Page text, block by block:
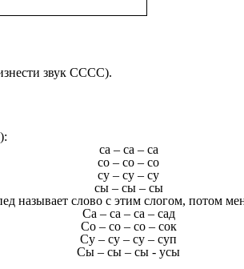
звук СССС).
са – са – са
со – со – со
су – су – су
сы – сы – сы
называет слово с этим слогом, потом
Са – са – са – сад
Со – со – со – сок
Су – су – су – суп
Сы – сы – сы - усы